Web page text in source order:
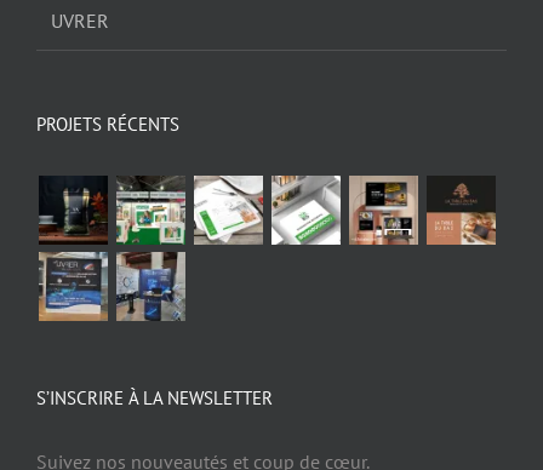
UVRER
PROJETS RÉCENTS
S’INSCRIRE À LA NEWSLETTER
Suivez nos nouveautés et coup de cœur.